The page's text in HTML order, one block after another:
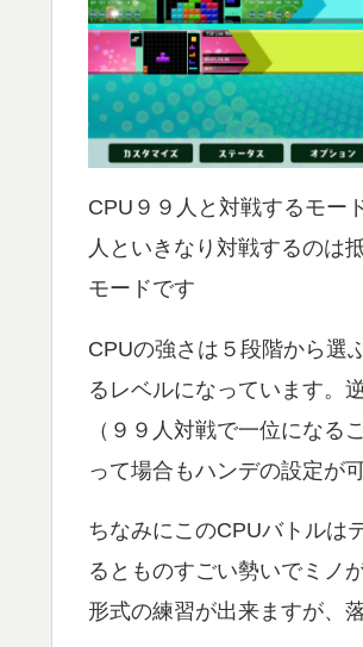
CPU９９人と対戦するモー
人といきなり対戦するのは
モードです
CPUの強さは５段階から選
るレベルになっています。
（９９人対戦で一位にな
って場合もハンデの設定が
ちなみにこのCPUバトルは
るとものすごい勢いでミノ
形式の練習が出来ますが、